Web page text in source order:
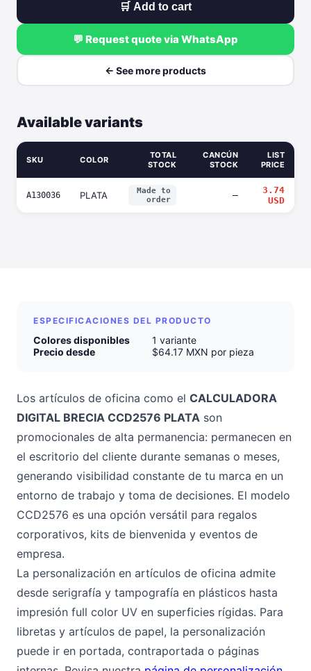
🛒 Add to cart
💬 Request quote via WhatsApp
← See more products
Available variants
SKU COLOR
TOTAL
STOCK
CANCÚN
STOCK
LIST
PRICE
A130036 PLATA
Made to
order
—
3.74
USD
ESPECIFICACIONES DEL PRODUCTO
Colores disponibles
1 variante
Precio desde
$64.17 MXN por pieza
Los artículos de oficina como el CALCULADORA
DIGITAL BRECIA CCD2576 PLATA son
promocionales de alta permanencia: permanecen en
el escritorio del cliente durante semanas o meses,
generando visibilidad constante de tu marca en un
entorno de trabajo y toma de decisiones. El modelo
CCD2576 es una opción versátil para regalos
corporativos, kits de bienvenida y eventos de
empresa.
La personalización en artículos de oficina admite
desde serigrafía y tampografía en plásticos hasta
impresión full color UV en superficies rígidas. Para
libretas y artículos de papel, la personalización
puede ir en portada, contraportada o páginas